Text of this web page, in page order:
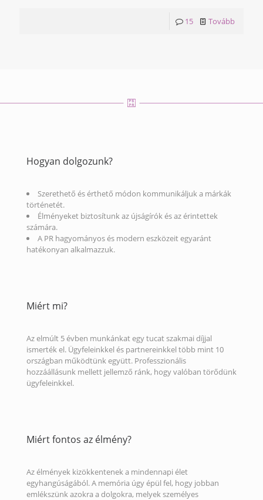
15 Tovább
Hogyan dolgozunk?
Szerethető és érthető módon kommunikáljuk a márkák
történetét.
Élményeket biztosítunk az újságírók és az érintettek
számára.
A PR hagyományos és modern eszközeit egyaránt
hatékonyan alkalmazzuk.
Miért mi?
Az elmúlt 5 évben munkánkat egy tucat szakmai díjjal
ismerték el. Ügyfeleinkkel és partnereinkkel több mint 10
országban működtünk együtt. Professzionális
hozzáállásunk mellett jellemző ránk, hogy valóban törődünk
ügyfeleinkkel.
Miért fontos az élmény?
Az élmények kizökkentenek a mindennapi élet
egyhangúságából. A memória úgy épül fel, hogy jobban
emlékszünk azokra a dolgokra, melyek személyes